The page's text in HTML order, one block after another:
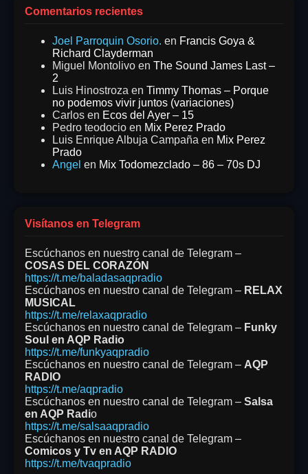
Comentarios recientes
Joel Parroquin Osorio. en Francis Goya &
Richard Clayderman
Miguel Montolivo en The Sound James Last –
2
Luis Hinostroza en Timmy Thomas – Porque
no podemos vivir juntos (variaciones)
Carlos en Ecos del Ayer – 15
Pedro teodocio en Mix Perez Prado
Luis Enrique Albuja Campaña en Mix Perez
Prado
Angel en Mix Todomezclado – 86 – 70s DJ
Visítanos en Telegram
Escúchanos en nuestro canal de Telegram –
COSAS DEL CORAZÓN
https://t.me/baladasaqpradio
Escúchanos en nuestro canal de Telegram – RELAX
MUSICAL
https://t.me/relaxaqpradio
Escúchanos en nuestro canal de Telegram – Funky
Soul en AQP Radio
https://t.me/funkyaqpradio
Escúchanos en nuestro canal de Telegram – AQP
RADIO
https://t.me/aqpradio
Escúchanos en nuestro canal de Telegram – Salsa
en AQP Radio
https://t.me/salsaaqpradio
Escúchanos en nuestro canal de Telegram –
Comicos y Tv en AQP RADIO
https://t.me/tvaqpradio